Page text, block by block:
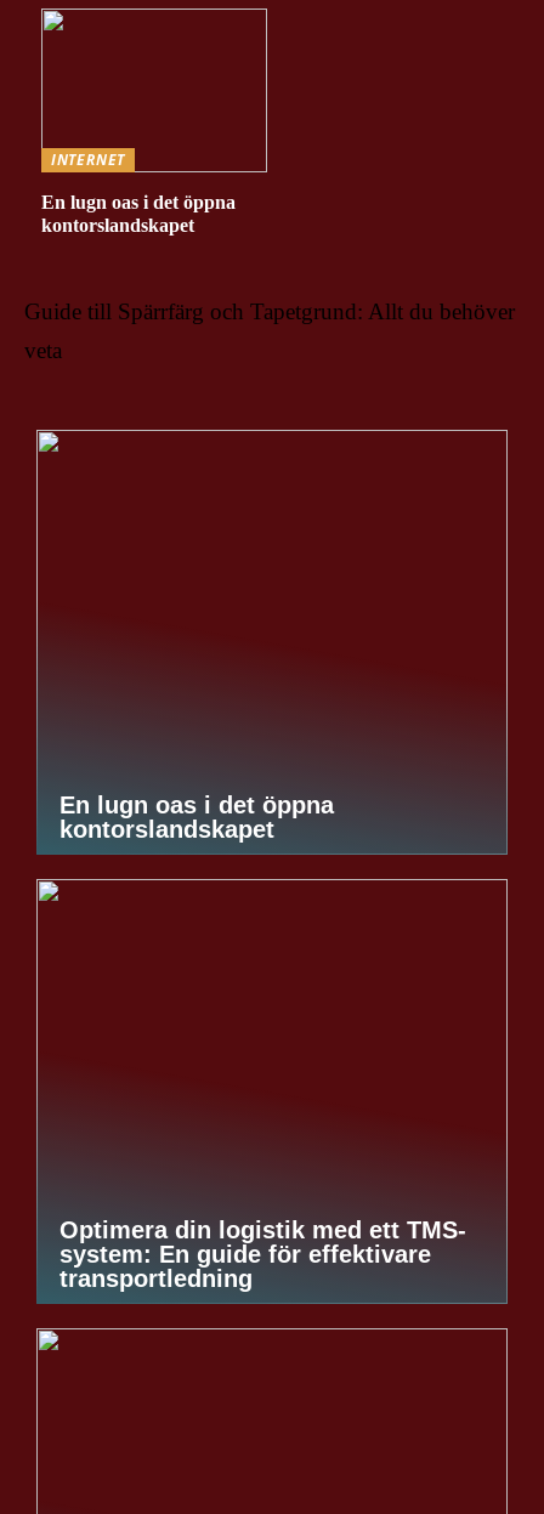
INTERNET
En lugn oas i det öppna
kontorslandskapet
Guide till Spärrfärg och Tapetgrund: Allt du behöver
veta
En lugn oas i det öppna
kontorslandskapet
Optimera din logistik med ett TMS-
system: En guide för effektivare
transportledning